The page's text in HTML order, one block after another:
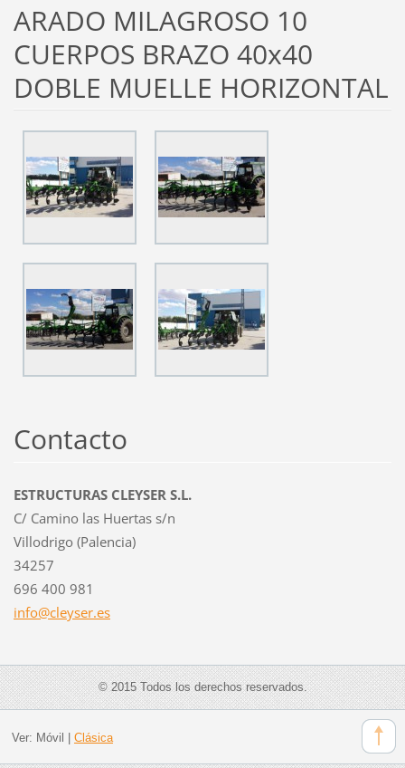
ARADO MILAGROSO 10
CUERPOS BRAZO 40x40
DOBLE MUELLE HORIZONTAL
Contacto
ESTRUCTURAS CLEYSER S.L.
C/ Camino las Huertas s/n
Villodrigo (Palencia)
34257
696 400 981
info@cleyser.es
© 2015 Todos los derechos reservados.
Ver: Móvil Clásica